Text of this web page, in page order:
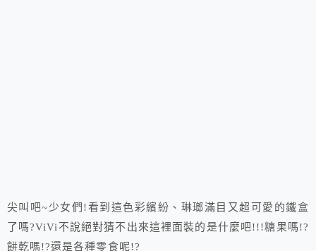
尖叫吧~少女們!看到這色彩繽紛、琳瑯滿目又超可愛的鐵盒
了嗎?ViVi不說絕對猜不出來這裡面裝的是什麼吧!!!糖果嗎!?
餅乾嗎!?還是各種零食呢!?